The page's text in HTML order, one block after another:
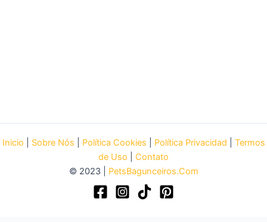
Inicio Sobre Nós Política Cookies Política Privacidad
Termos
de Uso
Contato
© 2023 | PetsBagunceiros.Com